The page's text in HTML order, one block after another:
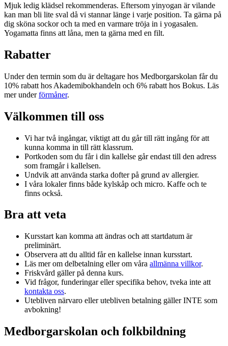
Mjuk ledig klädsel rekommenderas. Eftersom yinyogan är vilande
kan man bli lite sval då vi stannar länge i varje position. Ta gärna på
dig sköna sockor och ta med en varmare tröja in i yogasalen.
Yogamatta finns att låna, men ta gärna med en filt.
Rabatter
Under den termin som du är deltagare hos Medborgarskolan får du
10% rabatt hos Akademibokhandeln och 6% rabatt hos Bokus. Läs
mer underförmåner.
Välkommen till oss
Vi har två ingångar, viktigt att du går till rätt ingång för att
kunna komma in till rätt klassrum.
Portkoden som du får i din kallelse går endast till den adress
som framgår i kallelsen.
Undvik att använda starka dofter på grund av allergier.
I våra lokaler finns både kylskåp och micro. Kaffe och te
finns också.
Bra att veta
Kursstart kan komma att ändras och att startdatum är
preliminärt.
Observera att du alltid får en kallelse innan kursstart.
Läs mer om delbetalning eller om våra allmänna villkor.
Friskvård gäller på denna kurs.
Vid frågor, funderingar eller specifika behov, tveka inte att
kontakta oss.
Utebliven närvaro eller utebliven betalning gäller INTE som
avbokning!
Medborgarskolan och folkbildning